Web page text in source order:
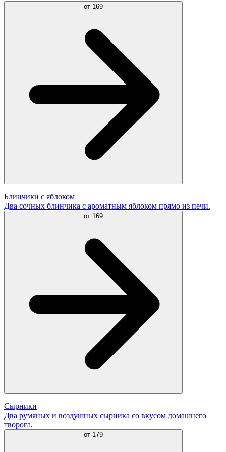
от 169
Блинчики с яблоком
Два сочных блинчика с ароматным яблоком прямо из печи.
от 169
Сырники
Два румяных и воздушных сырника со вкусом домашнего
творога.
от 179